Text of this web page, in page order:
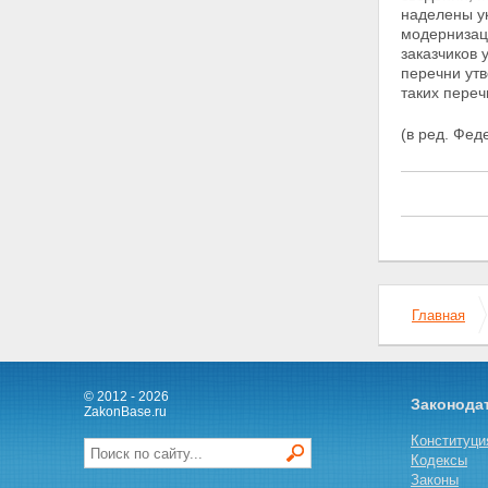
организаций и органов
государственной власти
рассекречивании сведений
Раздел V. Распоряжение
наделены
заказчиков
перечни
таких
(в ред.
Главная
© 2012 - 2026
ZakonBase.ru
Кодексы
Законы